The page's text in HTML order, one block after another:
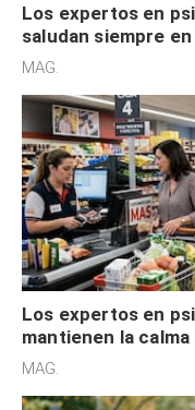
Los expertos en
saludan siempre
defensiva y tienen
MAG.
Los expertos en
mantienen la
cognitiva, gratitud
MAG.